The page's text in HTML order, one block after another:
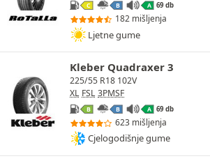
C B A 69 db
182 mišljenja
Ljetne gume
Kleber Quadraxer 3
225/55 R18 102V
XL FSL 3PMSF
B B A 69 db
623 mišljenja
Cjelogodišnje gume